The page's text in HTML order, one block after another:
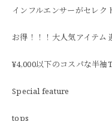
インフルエンサーがセレク
お得！！！大人気アイテム
¥4,000以下のコスパな半袖
Special feature
tops